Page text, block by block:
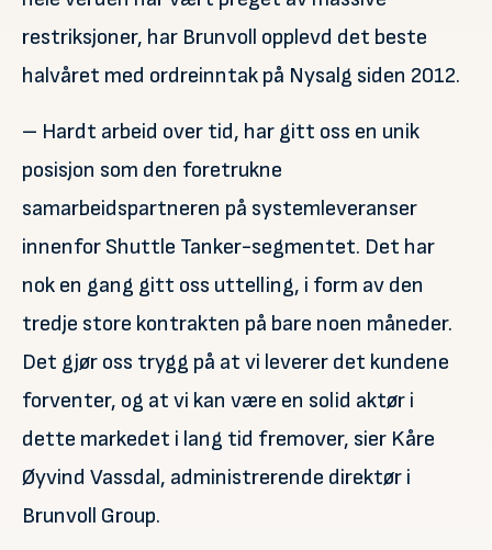
restriksjoner, har Brunvoll opplevd det beste
halvåret med ordreinntak på Nysalg siden 2012.
– Hardt arbeid over tid, har gitt oss en unik
posisjon som den foretrukne
samarbeidspartneren på systemleveranser
innenfor Shuttle Tanker-segmentet. Det har
nok en gang gitt oss uttelling, i form av den
tredje store kontrakten på bare noen måneder.
Det gjør oss trygg på at vi leverer det kundene
forventer, og at vi kan være en solid aktør i
dette markedet i lang tid fremover, sier Kåre
Øyvind Vassdal, administrerende direktør i
Brunvoll Group.